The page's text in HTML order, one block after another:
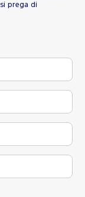
prega di